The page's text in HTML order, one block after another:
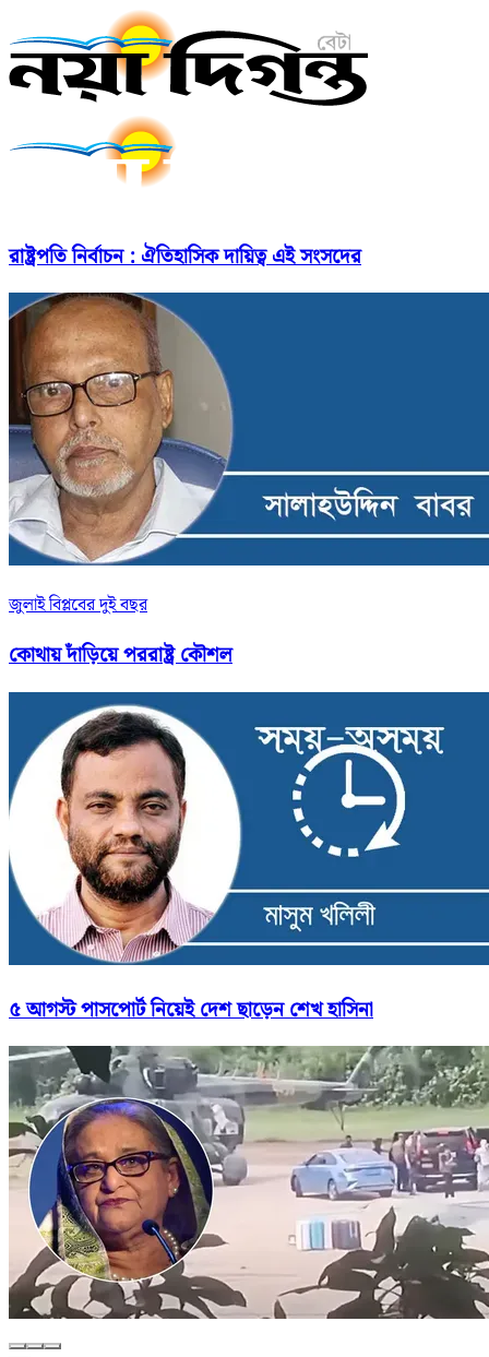
রাষ্ট্রপতি নির্বাচন : ঐতিহাসিক দায়িত্ব এই সংসদের
জুলাই বিপ্লবের দুই বছর
কোথায় দাঁড়িয়ে পররাষ্ট্র কৌশল
৫ আগস্ট পাসপোর্ট নিয়েই দেশ ছাড়েন শেখ হাসিনা